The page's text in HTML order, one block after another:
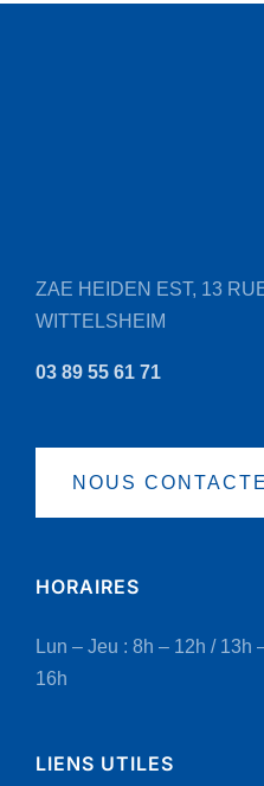
ZAE HEIDEN EST, 13
WITTELSHEIM
03 89 55 61 71
NOUS
HORAIRES
Lun – Jeu : 8h – 12h / 13h
16h
LIENS UTILES